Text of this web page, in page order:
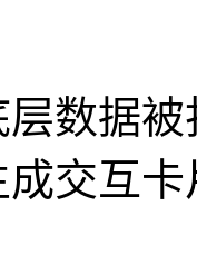
数据
交互卡